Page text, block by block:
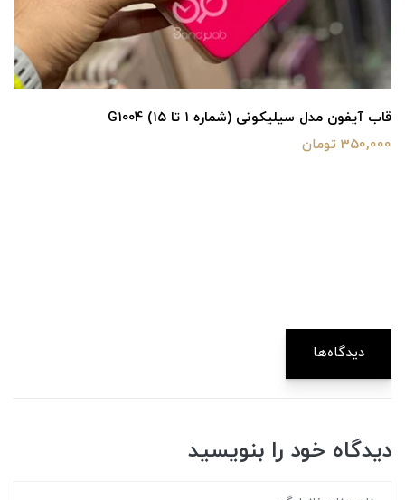
قاب آیفون مدل سیلیکونی (شماره ۱ تا ۱۵) G1004
350,000 تومان
دیدگاه‌ها
دیدگاه خود را بنویسید